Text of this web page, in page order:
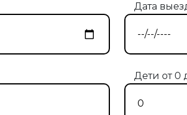
Дата
Дети от 0